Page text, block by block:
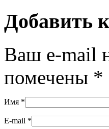
Добавить
Ваш e-mail
помечены *
Имя *
E-mail *